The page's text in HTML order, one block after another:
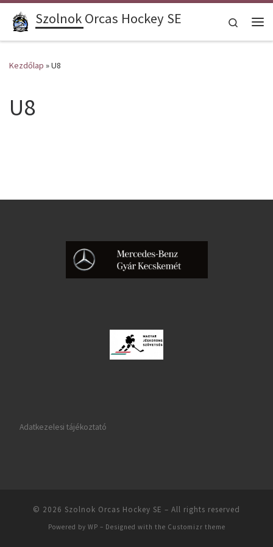
Skip to content
Szolnok Orcas Hockey SE
Search
Kezdőlap »U8
U8
Adatkezelesi tájékoztató
© 2026 Szolnok Orcas Hockey SE – All rights reserved
Powered by WP – Designed with the Customizr theme